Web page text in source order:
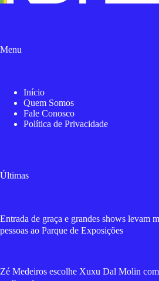
Menu
Início
Quem Somos
Fale Conosco
Política de Privacidade
Últimas
Entrada de graça e grandes shows levam
pessoas ao Parque de Exposições
Zé Medeiros escolhe Xuxu Dal Molin